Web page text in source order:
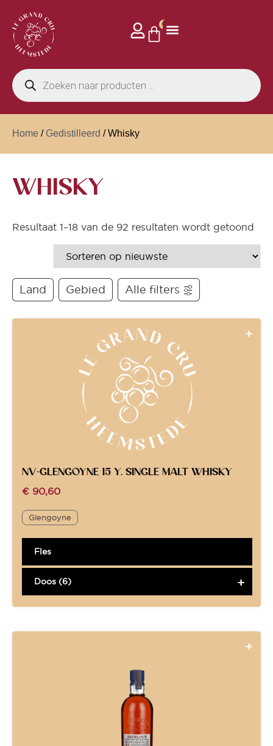
0
Home /Gedistilleerd / Whisky
WHISKY
Resultaat 1–18 van de 92 resultaten wordt getoond
Land Gebied Alle filters
NV-GLENGOYNE 15 Y. SINGLE MALT WHISKY
€ 90,60
Glengoyne
Fles
Doos (6)